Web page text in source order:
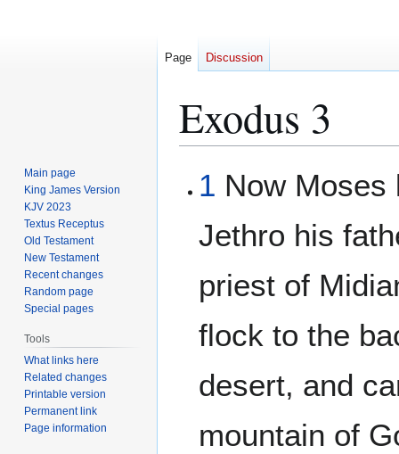
Exodus 3
toto
1 Now Moses
Jethro his
priest of
flock to the
desert, and
mountain of
Page Discussion
Main page
King James Version
KJV 2023
Textus Receptus
Old Testament
New Testament
Recent changes
Random page
Special pages
Tools
What links here
Related changes
Printable version
Permanent link
Page information